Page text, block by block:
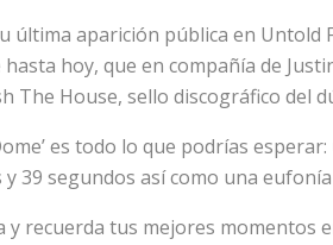
última aparición pública en Untold
hoy, que en compañía de
The House, sello discográfico del
es todo lo que podrías
39 segundos así como una
y recuerda tus mejores momentos